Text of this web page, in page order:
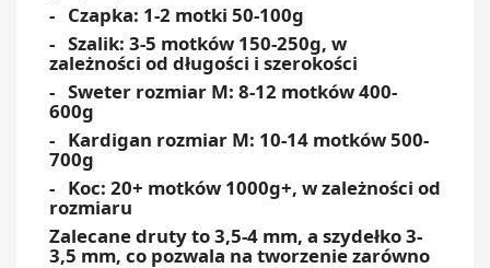
- Czapka: 1-2 motki 50-100g
- Szalik: 3-5 motków 150-250g, w
zależności od długości i szerokości
- Sweter rozmiar M: 8-12 motków 400-
600g
- Kardigan rozmiar M: 10-14 motków 500-
700g
- Koc: 20+ motków 1000g+, w zależności od
rozmiaru
Zalecane druty to 3,5-4 mm, a szydełko 3-
3,5 mm, co pozwala na tworzenie zarówno